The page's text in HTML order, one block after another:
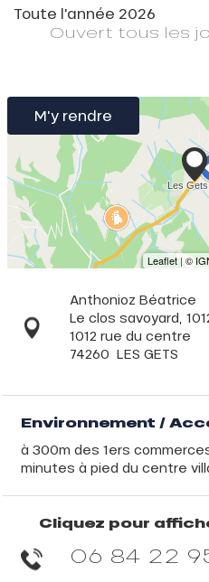
Toute l'année 2026
Ouvert tous les
M'y rendre
Anthonioz Béatrice
Le clos savoyard,
1012 rue du centre
74260 LES GETS
Environnement /
à 300m des 1ers
minutes à pied du centre
Cliquez pour
06 84 22